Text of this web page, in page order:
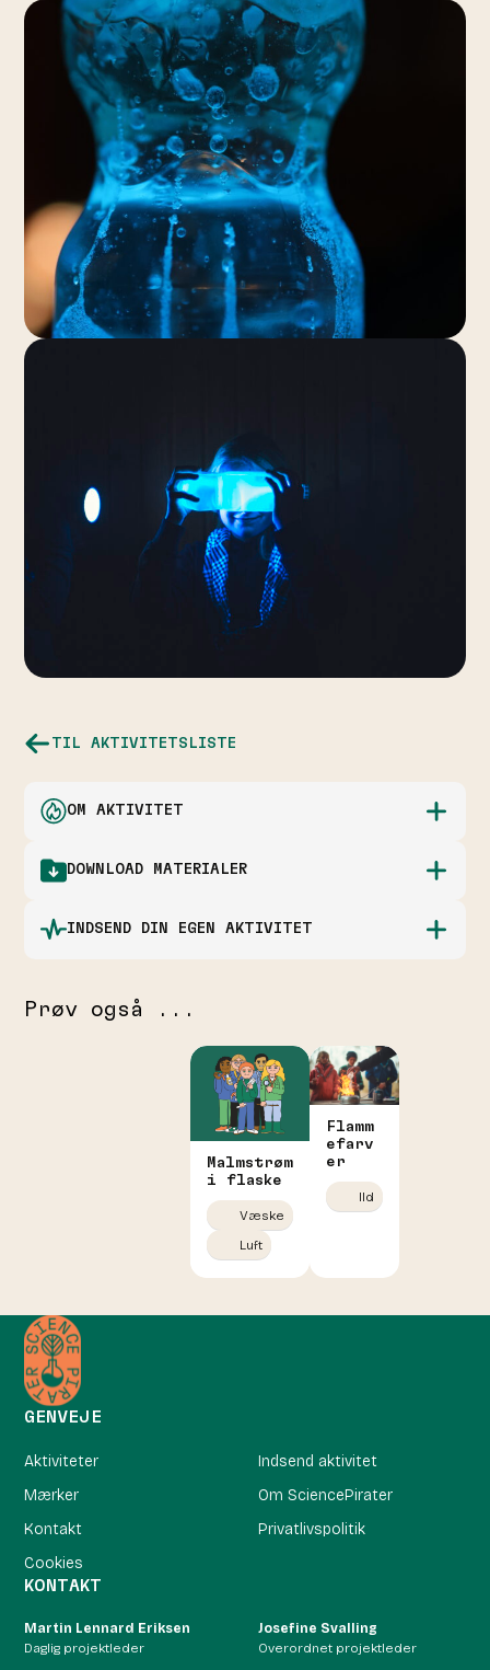
TIL AKTIVITETSLISTE
OM AKTIVITET
DOWNLOAD MATERIALER
INDSEND DIN EGEN AKTIVITET
Prøv også ...
Malmstrøm
i flaske
Væske
Luft
Flamm
efarv
er
lld
GENVEJE
Aktiviteter
Indsend aktivitet
Mærker
Om SciencePirater
Kontakt
Privatlivspolitik
Cookies
KONTAKT
Martin Lennard Eriksen
Daglig projektleder
Josefine Svalling
Overordnet projektleder